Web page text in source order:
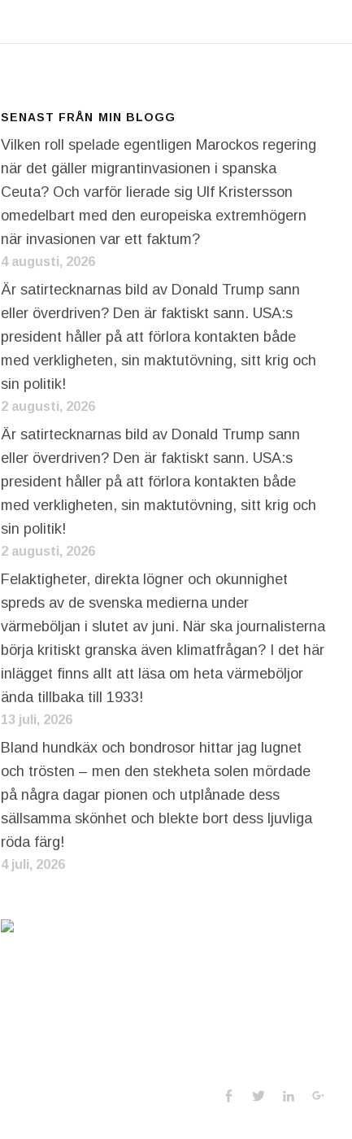
SENAST FRÅN MIN BLOGG
Vilken roll spelade egentligen Marockos regering
när det gäller migrantinvasionen i spanska
Ceuta? Och varför lierade sig Ulf Kristersson
omedelbart med den europeiska extremhögern
när invasionen var ett faktum?
4 augusti, 2026
Är satirtecknarnas bild av Donald Trump sann
eller överdriven? Den är faktiskt sann. USA:s
president håller på att förlora kontakten både
med verkligheten, sin maktutövning, sitt krig och
sin politik!
2 augusti, 2026
Är satirtecknarnas bild av Donald Trump sann
eller överdriven? Den är faktiskt sann. USA:s
president håller på att förlora kontakten både
med verkligheten, sin maktutövning, sitt krig och
sin politik!
2 augusti, 2026
Felaktigheter, direkta lögner och okunnighet
spreds av de svenska medierna under
värmeböljan i slutet av juni. När ska journalisterna
börja kritiskt granska även klimatfrågan? I det här
inlägget finns allt att läsa om heta värmeböljor
ända tillbaka till 1933!
13 juli, 2026
Bland hundkäx och bondrosor hittar jag lugnet
och trösten – men den stekheta solen mördade
på några dagar pionen och utplånade dess
sällsamma skönhet och blekte bort dess ljuvliga
röda färg!
4 juli, 2026
Social
Facebook
TwitterLinkedIn